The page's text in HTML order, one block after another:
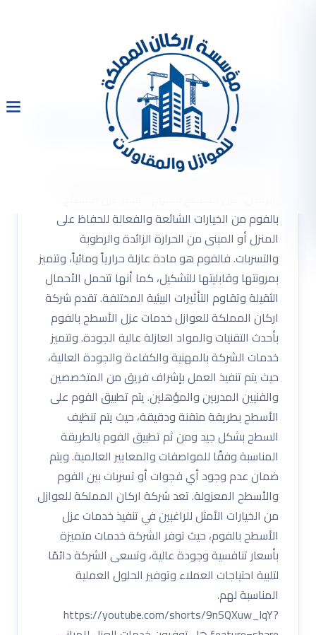
عزل الاسطح بالفوم
0533334179 شركة عزل اسطح
بالرياض
بالفوم من الخيارات الشائعة والفعالة للحفاظ على
المنزل أو المبنى من الحرارة الزائدة والرطوبة
والتسربات. فالفوم هو مادة عازلة حرارياً ومائياً، وتتميز
بمرونتها وقابليتها للتشكيل، كما أنها تتحمل الأحمال
الثقيلة وتقاوم التأثيرات البيئية المختلفة. تقدم شركة
اركان المملكة للعوازل خدمات عزل الأسطح بالفوم
بأحدث التقنيات والمواد العازلة عالية الجودة. وتتميز
خدمات الشركة بالمهنية والكفاءة والجودة العالية،
حيث يتم تنفيذ العمل بإشراف فريق من المتخصصين
والفنيين المدربين والمؤهلين. يتم تطبيق الفوم على
الأسطح بطريقة متقنة ودقيقة، حيث يتم تنظيف
السطح بشكل جيد ومن ثم تطبيق الفوم بالطريقة
المناسبة وفقًا للمواصفات والمعايير العالمية. ويتم
ضمان عدم وجود أي فجوات أو تسربات بين الفوم
والأسطح المعزولة. تعد شركة اركان المملكة للعوازل
من الخيارات الأمثل للراغبين في تنفيذ خدمات عزل
الأسطح بالفوم، حيث توفر الشركة خدمات متميزة
بأسعار تنافسية وجودة عالية، وتسعى الشركة دائمًا
لتلبية احتياجات العملاء وتوفير الحلول العملية
المناسبة لهم.
https://youtube.com/shorts/9nSQXuw_lqY?